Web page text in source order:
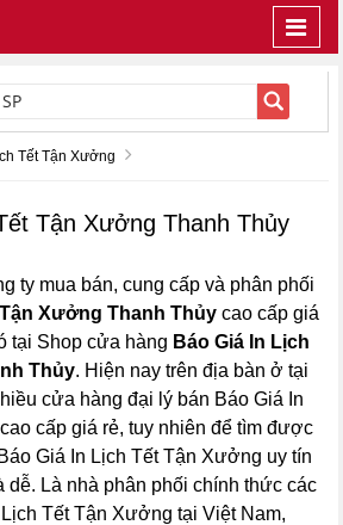
Tết Tận Xưởng
Tận Xưởng Thanh Thủy
ty mua bán, cung cấp và phân phối
Xưởng Thanh Thủy cao cấp giá
tại Shop cửa hàng Báo Giá In Lịch
Thủy. Hiện nay trên địa bàn ở tại
cửa hàng đại lý bán Báo Giá In
cấp giá rẻ, tuy nhiên để tìm được
Giá In Lịch Tết Tận Xưởng uy tín
dễ. Là nhà phân phối chính thức các
Tết Tận Xưởng tại Việt Nam,